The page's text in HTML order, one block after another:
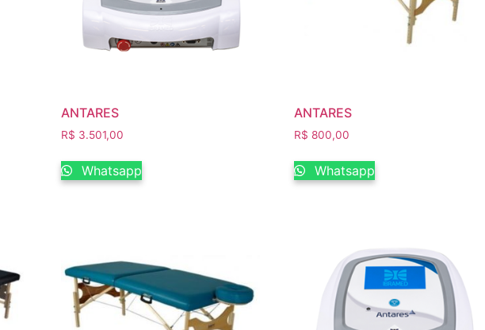
ANTARES
R$ 3.501,00
Whatsapp
ANTARES
R$ 800,00
Whatsapp